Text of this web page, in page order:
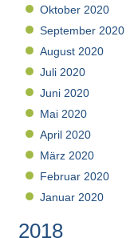
Oktober 2020
September 2020
August 2020
Juli 2020
Juni 2020
Mai 2020
April 2020
März 2020
Februar 2020
Januar 2020
2018